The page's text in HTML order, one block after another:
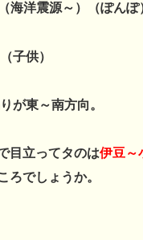
（海洋震源～）（ぽんぽ
（子供）
が東～南方向。
目立ってタのは伊豆～
ろでしょうか。